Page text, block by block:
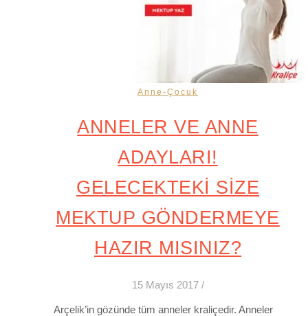
Anne-Çocuk
ANNELER VE ANNE
ADAYLARI!
GELECEKTEKİ SİZE
MEKTUP GÖNDERMEYE
HAZIR MISINIZ?
15 Mayıs 2017 /
Arçelik’in gözünde tüm anneler kraliçedir. Anneler